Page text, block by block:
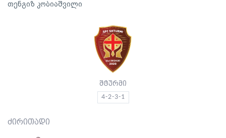
თენგიზ კობიაშვილი
შტურმი
4-2-3-1
ძირითადი